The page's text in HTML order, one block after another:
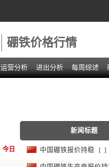
硼铁价格行情
运营分析 进出分析 每周综述
今日
新闻标题
中国硼铁报价持稳 [ ]